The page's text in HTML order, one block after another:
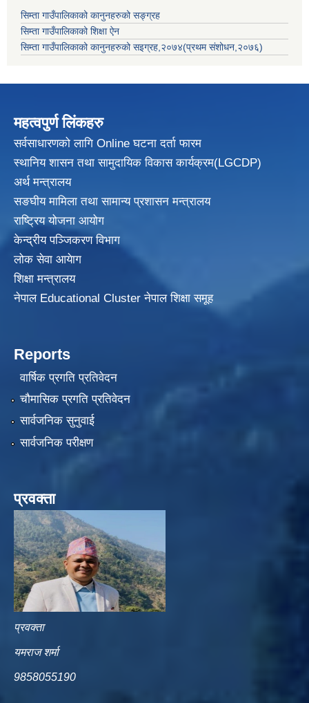
सिम्ता गाउँपालिकाको कानुनहरुको सङ्ग्रह
सिम्ता गाउँपालिकाको शिक्षा ऐन
सिम्ता गाउँपालिकाको कानुनहरुको सइग्रह,२०७४(प्रथम संशोधन,२०७६)
महत्वपुर्ण लिंकहरु
सर्वसाधारणको लागि Online घटना दर्ता फारम
स्थानिय शासन तथा सामुदायिक विकासकार्यक्रम(LGCDP)
अर्थ मन्त्रालय
सङघीय मामिला तथा सामान्य प्रशासन मन्त्रालय
राष्ट्रिय योजना आयोग
केन्द्रीय पञ्जिकरण विभाग
लोक सेवा आयेाग
शिक्षा मन्त्रालय
नेपाल Educational Cluster नेपाल शिक्षा समूह
Reports
वार्षिक प्रगति प्रतिवेदन
चौमासिक प्रगति प्रतिवेदन
सार्वजनिक सुनुवाई
सार्वजनिक परीक्षण
प्रवक्ता
प्रवक्ता
यमराज शर्मा
9858055190